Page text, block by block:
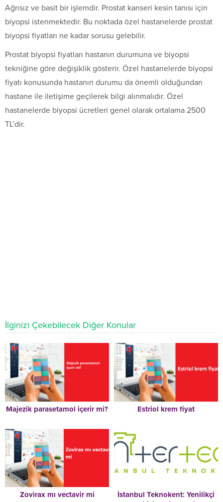
Ağrısız ve basit bir işlemdir. Prostat kanseri kesin tanısı için
biyopsi istenmektedir. Bu noktada özel hastanelerde prostat
biyopsi fiyatları ne kadar sorusu gelebilir.
Prostat biyopsi fiyatları hastanın durumuna ve biyopsi
tekniğine göre değişiklik gösterir. Özel hastanelerde biyopsi
fiyatı konusunda hastanın durumu da önemli olduğundan
hastane ile iletişime geçilerek bilgi alınmalıdır. Özel
hastanelerde biyopsi ücretleri genel olarak ortalama 2500
TL’dir.
İlginizi Çekebilecek Diğer Konular
Majezik parasetamol içerir mi? Estriol krem fiyat
Zovirax mı vectavir mi
İstanbul Teknokent: Yenilikçi